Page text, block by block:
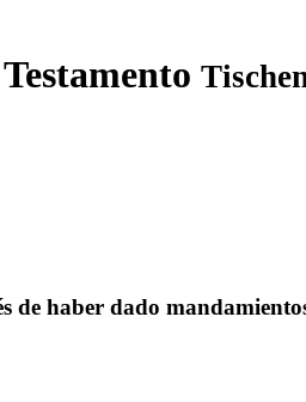
de haber dado